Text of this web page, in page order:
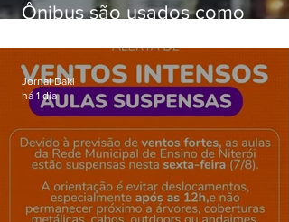
Ônibus são usados como
Gardênia Azul
Jornal Daki
há 1 dia